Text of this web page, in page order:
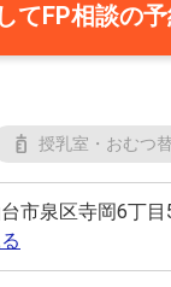
てFP相談の
授乳室・おむつ
市泉区寺岡6丁